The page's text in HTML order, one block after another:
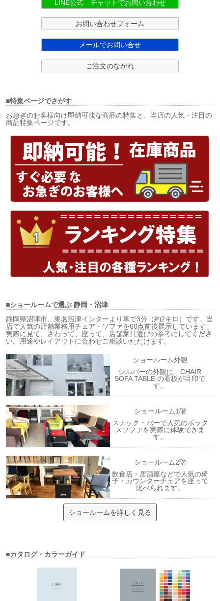
LINE公式 チャットでお問い合わせ
お問い合わせフォーム
メールでお問い合せ
ご注文のながれ
■特集ページでさがす
お急ぎのお客様向け即納可能な商品の特集と、当店の人気・注目の
商品特集ページです。
■ショールームで選ぶ静岡・沼津
静岡県沼津市、東名沼津インターより車で3分（約2キロ）です。当
店で人気の店舗業務用チェア・ソファを60点前後展示しています。
実際に見て、さわって、座って、店舗家具選びの参考にしてくださ
い。用途やレイアウトに合わせご相談いただけます。
ショールーム外観
シルバーの外観に、CHAIR
SOFA TABLE の看板が目印で
す。
ショールーム1階
スナック・バーで人気のボック
スソファを実際に体験できま
す。
ショールーム2階
飲食店・居酒屋などで人気の椅
子・カウンターチェアを座って
比べられます。
ショールームを詳しく見る
■カタログ・カラーガイド